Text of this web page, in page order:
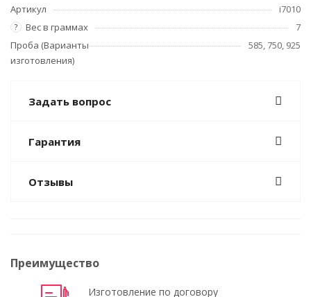
Артикул i7010
? Вес в граммах
7
Проба (Варианты
изготовления)
585, 750, 925
Задать вопрос
Гарантия
Отзывы
Преимущество
Изготовление по договору